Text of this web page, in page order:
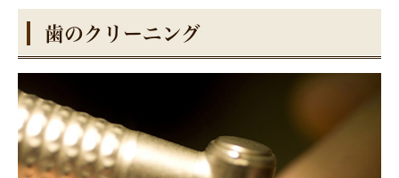
歯のクリーニング